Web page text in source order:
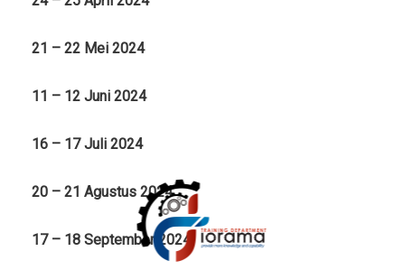
21 – 22 Mei 2024
11 – 12 Juni 2024
16 – 17 Juli 2024
20 – 21 Agustus 2024
17 – 18 September 2024